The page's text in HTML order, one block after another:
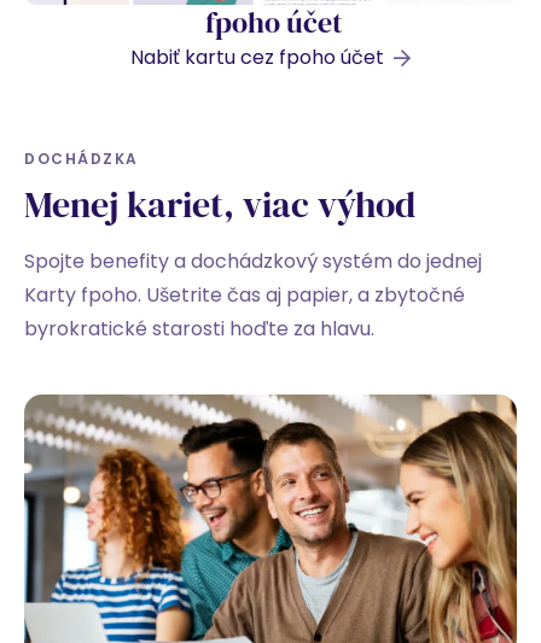
fpoho účet
Nabiť kartu cez fpoho účet
DOCHÁDZKA
Menej kariet, viac výhod
Spojte benefity a dochádzkový systém do jednej
Karty fpoho. Ušetrite čas aj papier, a zbytočné
byrokratické starosti hoďte za hlavu.